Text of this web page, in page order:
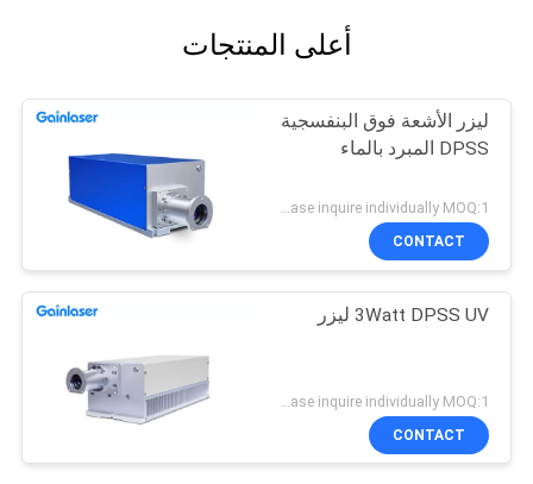
أعلى المنتجات
ليزر الأشعة فوق البنفسجية
DPSS المبرد بالماء
Please inquire individually MOQ:1
CONTACT
3Watt DPSS UV ليزر
Please inquire individually MOQ:1
CONTACT